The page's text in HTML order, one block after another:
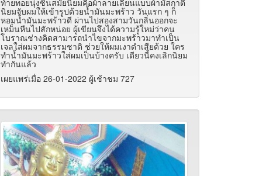
นิยมจับผมให้เข้ารูปด้วยน้ำมันมะพร้าว วันแรก ๆ ก็
หอมน้ำมันมะพร้าวดี ผ่านไปสองสามวันกลิ่นออกจะ
เหม็นหืนไปสักหน่อย ผู้เขียนจึงได้ความรู้ใหม่ว่าคน
โบราณช่างคิดสามารถนำไขจากมะพร้าวมาทำเป็น
เจลใส่ผมจากธรรมชาติ ช่วยให้ผมเงาดำเสียด้วย ใคร
ทำน้ำมันมะพร้าวใส่ผมเป็นบ้างครับ เดียวนี้คงเลิกนิยม
ทำกันแล้ว
เผยแพร่เมื่อ 26-01-2022 ผู้เช้าชม 727